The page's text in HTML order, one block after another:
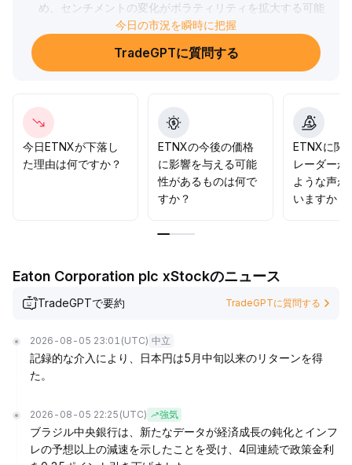
め、センチメントの変化がボラティリティを拡大する可能
性があります。また、高レバレッジ環境下では、主流仮想
通貨がトレンド転換すればETNXに中期的な追い風となり
ますが、そうでなければ高レバレッジのロスカットが短期
ッジ構成変化を動的に注視して、大局の方向性が明らかに
なった段階で追加投入することでリスクとリターンのバラ
ンスを取ることを推奨します。.
今日の市況を瞬時に把握
TradeGPTに質問する
今日ETNXが下落し
た理由は何ですか？
ETNXの今後の価格
に影響を与える可能
性があるものは何で
すか？
ETNXに関
レーダーか
ような声が
いますか？
Eaton Corporation plc xStockのニュース
TradeGPTで要約 TradeGPTに質問する
2026-08-05 23:01 (UTC) 中立
記録的な介入により、日本円は5月中旬以来のリターンを得
た。
2026-08-05 22:25 (UTC) 強気
ブラジル中央銀行は、新たなデータが経済成長の鈍化とインフ
レの予想以上の減速を示したことを受け、4回連続で政策金利